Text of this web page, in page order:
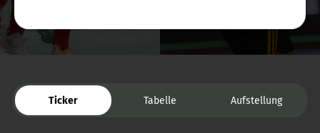
Ticker Tabelle Aufstellung